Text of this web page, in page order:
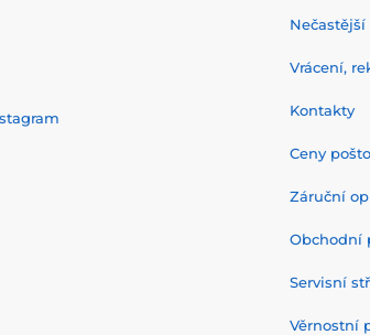
Nečastější
Vrácení,
Kontakty
Ceny
Záruční
Obchodní
Servisní
Věrnostní